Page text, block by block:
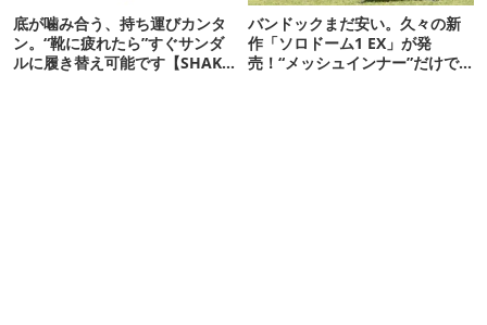
底が噛み合う、持ち運びカンタ
ン。“靴に疲れたら”すぐサンダ
ルに履き替え可能です【SHAKA
バンドックまだ安い。久々の新
作「ソロドーム1 EX」が発
売！“メッシュインナー”だけで